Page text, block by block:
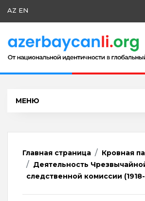
AZ EN
МЕНЮ
Главная страница
Кровная
Деятельность
следственной комиссии (1918-